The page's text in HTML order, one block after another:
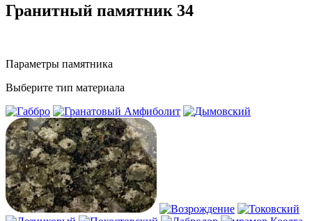
Гранитный памятник 34
Параметры памятника
Выберите тип материала